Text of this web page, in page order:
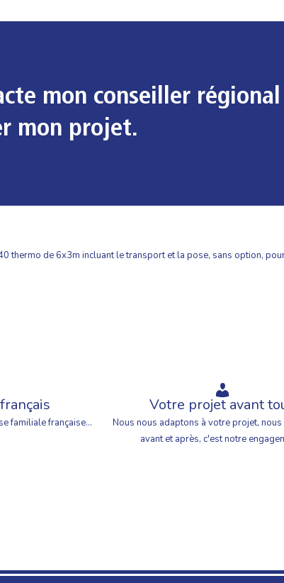
mon conseiller
mon projet.
thermo de 6x3m incluant le transport et la pose, sans option,
familiale française...
Votre projet avant
Nous nous adaptons à votre projet,
avant et après, c'est notre